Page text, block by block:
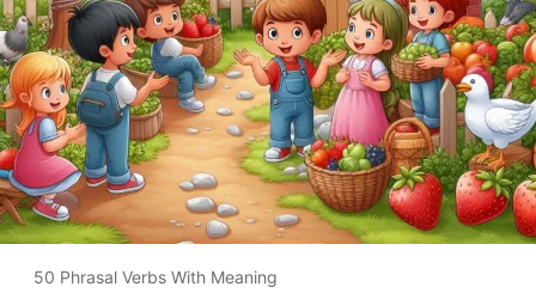
50 Phrasal Verbs With Meaning